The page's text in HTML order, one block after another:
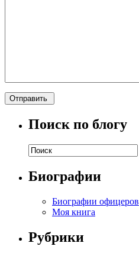
Поиск по блогу
Биографии
Биографии офицеров
Моя книга
Рубрики